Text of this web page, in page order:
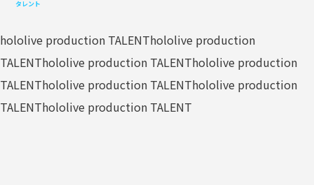
タレント
hololive production TALENThololive production
TALENThololive production TALENThololive production
TALENThololive production TALENThololive production
TALENThololive production TALENT